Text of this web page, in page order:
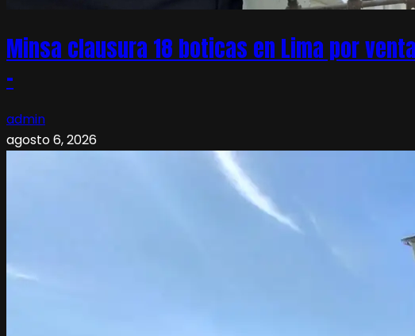
Minsa clausura 18 boticas en Lima por
–
admin
agosto 6, 2026